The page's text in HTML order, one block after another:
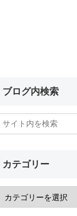
ブログ内検索
カテゴリー